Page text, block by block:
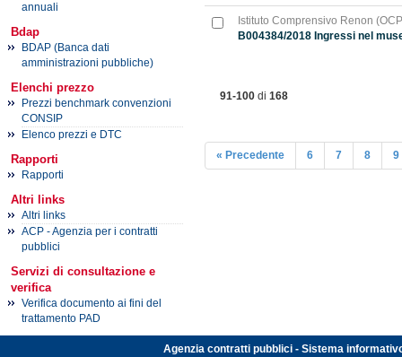
annuali
Bdap
BDAP (Banca dati
amministrazioni pubbliche)
Elenchi prezzo
Prezzi benchmark convenzioni
CONSIP
Elenco prezzi e DTC
Rapporti
Rapporti
Altri links
Altri links
ACP - Agenzia per i contratti
pubblici
Servizi di consultazione e
verifica
Verifica documento ai fini del
trattamento PAD
Istituto Comprensivo Renon
B004384/2018 Ingressi nel
91-100 di 168
« Precedente 6 7 8 9
Agenzia contratti pubblici - Sistema